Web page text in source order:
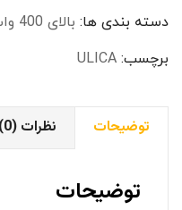
UL-
144HV
عدد
دسته بندی ها: بالای 400 وات
برچسب: ULICA
توضیحات نظرات (0)
توضیحات